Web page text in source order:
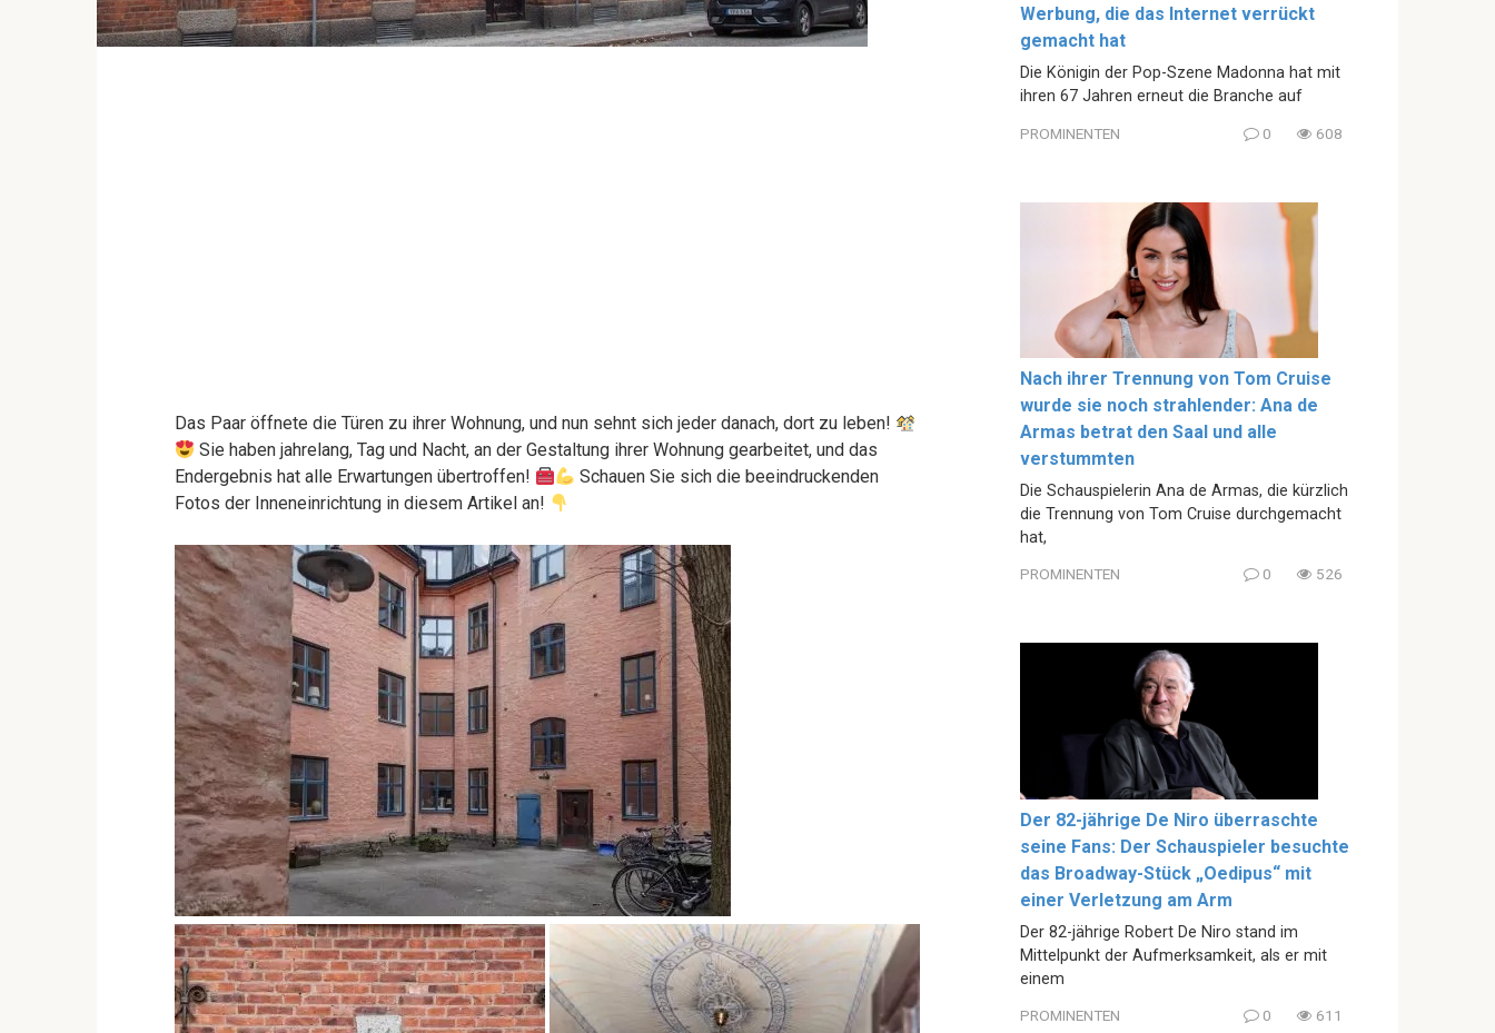
Das Paar öffnete die Türen zu ihrer Wohnung, und nun sehnt sich jeder danach, dort zu leben!
Sie haben jahrelang, Tag und Nacht, an der Gestaltung ihrer Wohnung gearbeitet, und das
Endergebnis hat alle Erwartungen übertroffen!
Schauen Sie sich die beeindruckenden
Fotos der Inneneinrichtung in diesem Artikel an!
Werbung, die das Internet verrückt
gemacht hat
Die Königin der Pop-Szene Madonna hat mit
ihren 67 Jahren erneut die Branche auf
PROMINENTEN 0 608
Nach ihrer Trennung von Tom Cruise
wurde sie noch strahlender: Ana de
Armas betrat den Saal und alle
verstummten
Die Schauspielerin Ana de Armas, die kürzlich
die Trennung von Tom Cruise durchgemacht
hat,
PROMINENTEN 0 526
Der 82-jährige De Niro überraschte
seine Fans: Der Schauspieler besuchte
das Broadway-Stück „Oedipus“ mit
einer Verletzung am Arm
Der 82-jährige Robert De Niro stand im
Mittelpunkt der Aufmerksamkeit, als er mit
einem
PROMINENTEN 0 611